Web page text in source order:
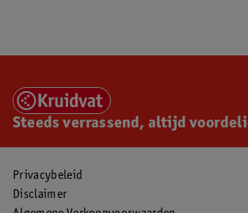
Steeds verrassend, altijd
Privacybeleid
Disclaimer